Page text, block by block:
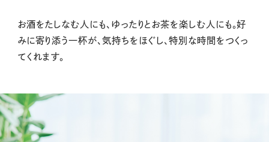
お酒をたしなむ人にも、ゆったりとお茶を楽しむ人にも。好
みに寄り添う一杯が、気持ちをほぐし、特別な時間をつくっ
てくれます。